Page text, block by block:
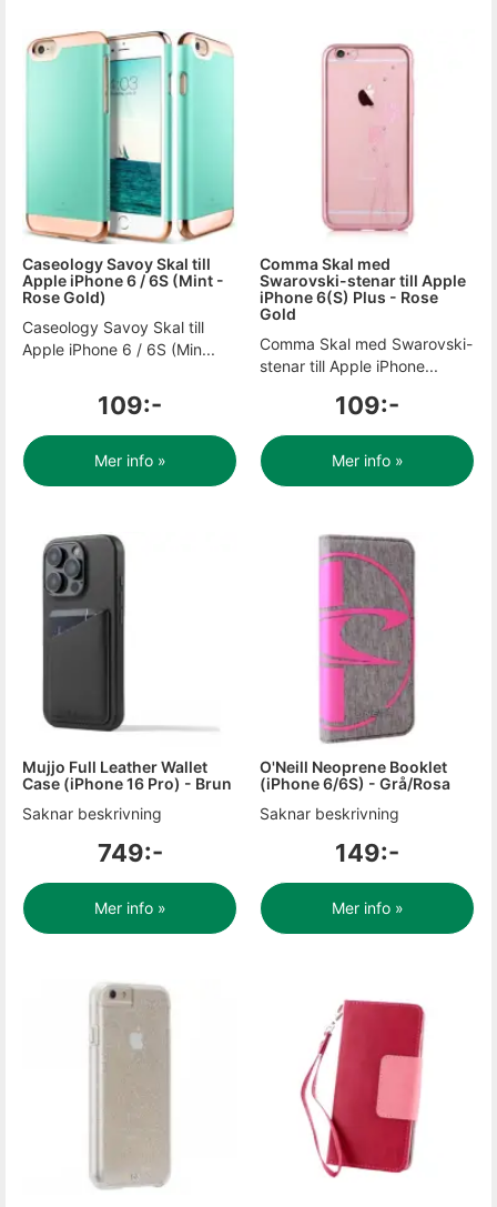
Caseology Savoy Skal till
Apple iPhone 6 / 6S (Mint -
Rose Gold)
Caseology Savoy Skal till
Apple iPhone 6 / 6S (Min...
109:-
Mer info »
Comma Skal med
Swarovski-stenar till Apple
iPhone 6(S) Plus - Rose
Gold
Comma Skal med Swarovski-
stenar till Apple iPhone...
109:-
Mer info »
Mujjo Full Leather Wallet
Case (iPhone 16 Pro) - Brun
Saknar beskrivning
749:-
Mer info »
O'Neill Neoprene Booklet
(iPhone 6/6S) - Grå/Rosa
Saknar beskrivning
149:-
Mer info »